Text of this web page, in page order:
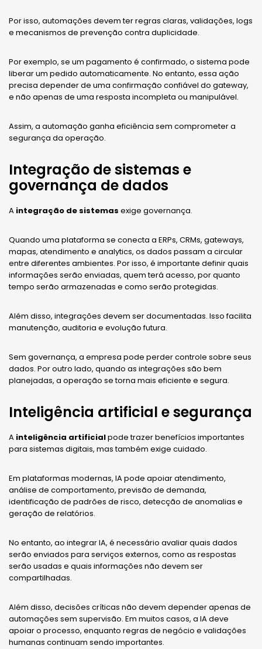
Por isso, automações devem ter regras claras, validações, logs
e mecanismos de prevenção contra duplicidade.
Por exemplo, se um pagamento é confirmado, o sistema pode
liberar um pedido automaticamente. No entanto, essa ação
precisa depender de uma confirmação confiável do gateway,
e não apenas de uma resposta incompleta ou manipulável.
Assim, a automação ganha eficiência sem comprometer a
segurança da operação.
Integração de sistemas e
governança de dados
A integração de sistemas exige governança.
Quando uma plataforma se conecta a ERPs, CRMs, gateways,
mapas, atendimento e analytics, os dados passam a circular
entre diferentes ambientes. Por isso, é importante definir quais
informações serão enviadas, quem terá acesso, por quanto
tempo serão armazenadas e como serão protegidas.
Além disso, integrações devem ser documentadas. Isso facilita
manutenção, auditoria e evolução futura.
Sem governança, a empresa pode perder controle sobre seus
dados. Por outro lado, quando as integrações são bem
planejadas, a operação se torna mais eficiente e segura.
Inteligência artificial e segurança
A inteligência artificialpode trazer benefícios importantes
para sistemas digitais, mas também exige cuidado.
Em plataformas modernas, IA pode apoiar atendimento,
análise de comportamento, previsão de demanda,
identificação de padrões de risco, detecção de anomalias e
geração de relatórios.
No entanto, ao integrar IA, é necessário avaliar quais dados
serão enviados para serviços externos, como as respostas
serão usadas e quais informações não devem ser
compartilhadas.
Além disso, decisões críticas não devem depender apenas de
automações sem supervisão. Em muitos casos, a IA deve
apoiar o processo, enquanto regras de negócio e validações
humanas continuam sendo importantes.